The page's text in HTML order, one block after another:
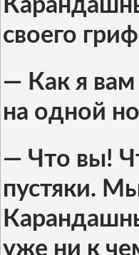
своего
— Как я
на одной
— Что вы!
пустяки.
уже ни к